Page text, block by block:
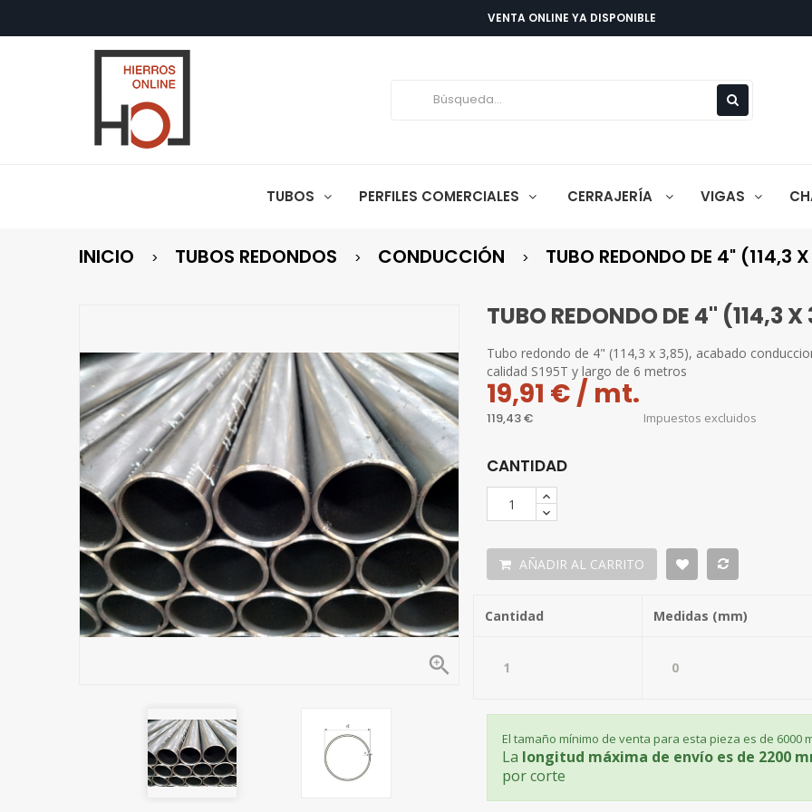
VENTA ONLINE YA DISPONIBLE
TUBOS PERFILES COMERCIALES CERRAJERÍA VIGAS
INICIO TUBOS REDONDOS CONDUCCIÓN TUBO REDONDO DE 4" (114,3

TUBO REDONDO DE 4" (114,3
Tubo redondo de 4" (114,3 x 3,85), acabado
calidad S195T y largo de 6 metros
19,91 € / mt.
119,43 € Impuestos excluidos
CANTIDAD
AÑADIR AL CARRITO
Cantidad Medidas (mm)
El tamaño mínimo de venta para esta pieza es de 6000
La longitud máxima de envío es de 2200
por corte